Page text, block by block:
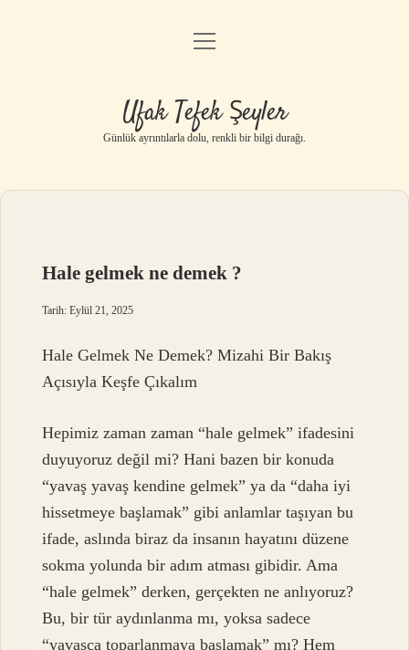
Anasayfa
Yasal Uyarı
menüyü
Ufak Tefek Şeyler
Günlük ayrıntılarla dolu, renkli bir bilgi durağı.
Hale gelmek ne demek ?
Tarih: Eylül 21, 2025
Hale Gelmek Ne Demek? Mizahi Bir Bakış
Açısıyla Keşfe Çıkalım
Hepimiz zaman zaman “hale gelmek” ifadesini
duyuyoruz değil mi? Hani bazen bir konuda
“yavaş yavaş kendine gelmek” ya da “daha iyi
hissetmeye başlamak” gibi anlamlar taşıyan bu
ifade, aslında biraz da insanın hayatını düzene
sokma yolunda bir adım atması gibidir. Ama
“hale gelmek” derken, gerçekten ne anlıyoruz?
Bu, bir tür aydınlanma mı, yoksa sadece
“yavaşça toparlanmaya başlamak” mı? Hem